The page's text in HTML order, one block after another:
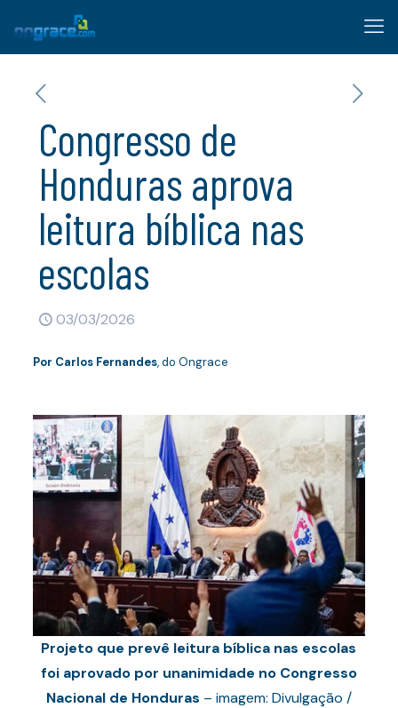
Congresso de
Honduras aprova
leitura bíblica nas
escolas
03/03/2026
Por Carlos Fernandes, do Ongrace
Projeto que prevê leitura bíblica nas escolas
foi aprovado por unanimidade no Congresso
Nacional de Honduras – imagem: Divulgação /